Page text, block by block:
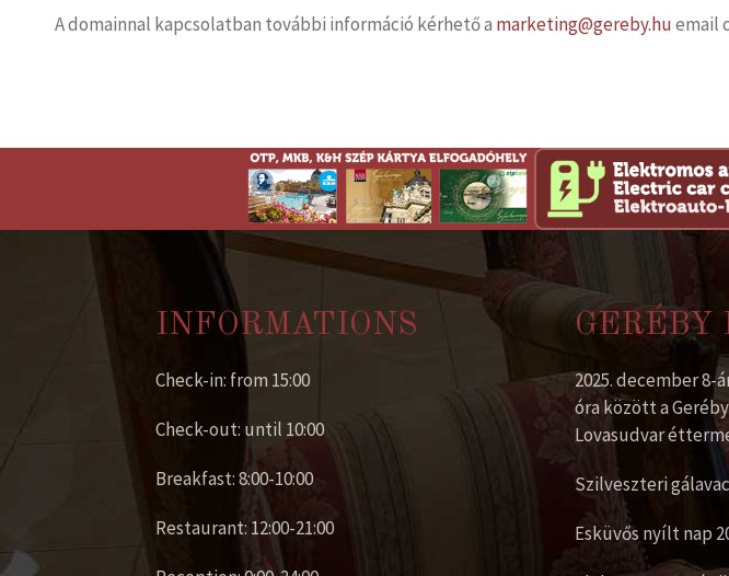
A domainnal kapcsolatban további információ kérhető a marketing@gereby.huemail
INFORMATIONS
Check-in: from 15:00
Check-out: until 10:00
Breakfast: 8:00-10:00
Restaurant: 12:00-21:00
GERÉBY
2025. december 8-
óra között a
Lovasudvar
Szilveszteri
Esküvős nyílt nap